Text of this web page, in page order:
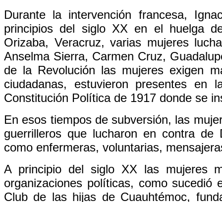
Durante la intervención francesa,
principios del siglo XX en el huelga
Orizaba, Veracruz, varias mujeres
Anselma Sierra, Carmen Cruz,
de la Revolución las mujeres exigen
ciudadanas, estuvieron presentes
Constitución Política de 1917 donde se
En esos tiempos de subversión, las
guerrilleros que lucharon en contra
como enfermeras, voluntarias,
A principio del siglo XX las mujeres
organizaciones políticas, como
Club de las hijas de Cuauhtémoc,